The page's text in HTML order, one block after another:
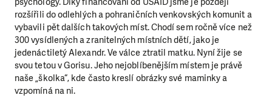
rozšířili do odlehlých a pohraničních venkovských komunit a
vybavili pět dalších takových míst. Chodí sem ročně více než
300 vysídlených a zranitelných místních dětí, jako je
jedenáctiletý Alexandr. Ve válce ztratil matku. Nyní žije se
svou tetou v Gorisu. Jeho nejoblíbenějším místem je právě
naše „školka“, kde často kreslí obrázky své maminky a
vzpomíná na ni.